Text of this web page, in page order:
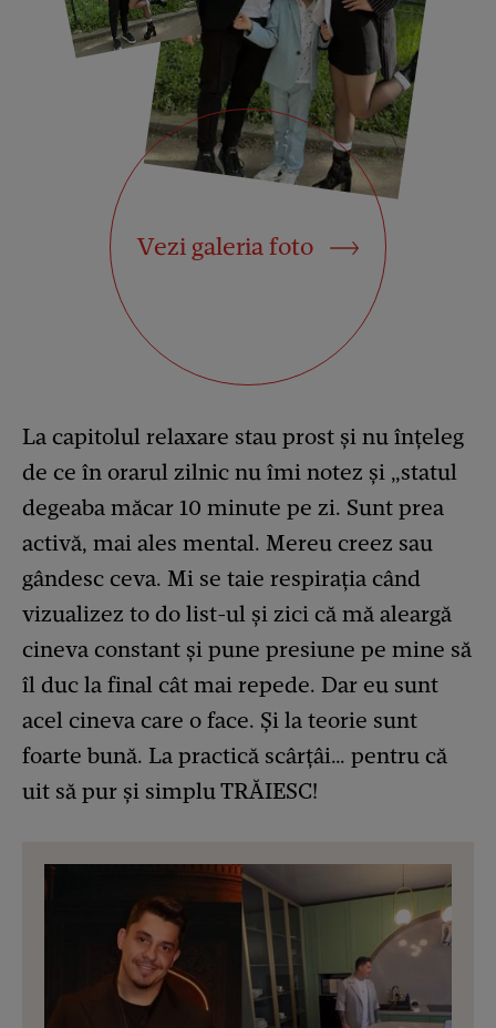
Vezi galeria foto
La capitolul relaxare stau prost și nu înțeleg
de ce în orarul zilnic nu îmi notez și „statul
degeaba măcar 10 minute pe zi. Sunt prea
activă, mai ales mental. Mereu creez sau
gândesc ceva. Mi se taie respirația când
vizualizez to do list-ul și zici că mă aleargă
cineva constant și pune presiune pe mine să
îl duc la final cât mai repede. Dar eu sunt
acel cineva care o face. Și la teorie sunt
foarte bună. La practică scârțâi… pentru că
uit să pur și simplu TRĂIESC!